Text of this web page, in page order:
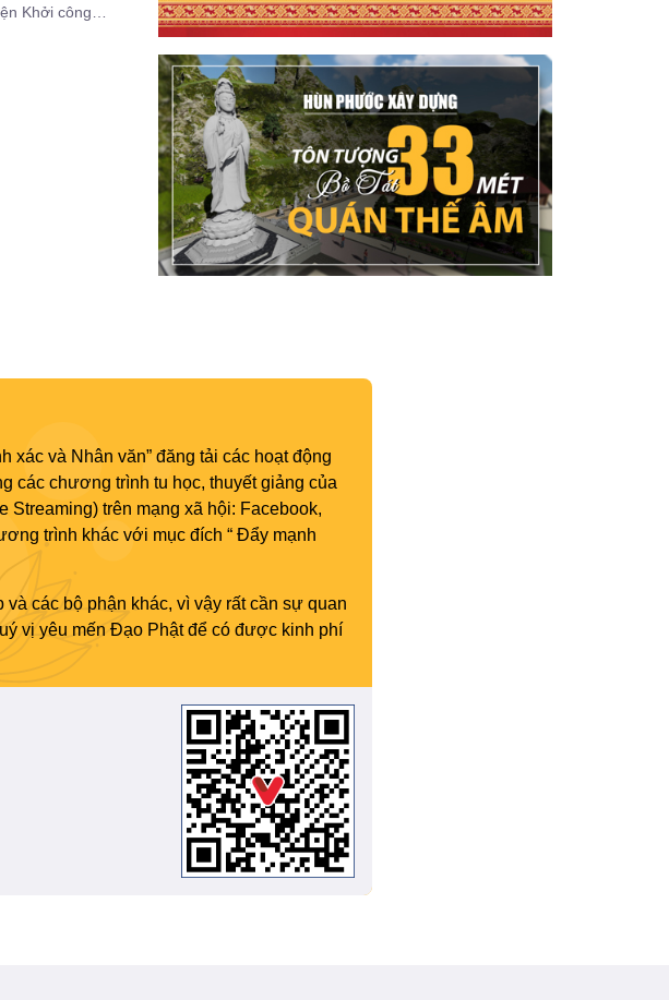
Khởi công
xác và Nhân văn” đăng tải các hoạt động
các chương trình tu học, thuyết giảng của
trên mạng xã hội: Facebook,
trình khác với mục đích “ Đẩy mạnh
các bộ phận khác, vì vậy rất cần sự quan
vị yêu mến Đạo Phật để có được kinh phí